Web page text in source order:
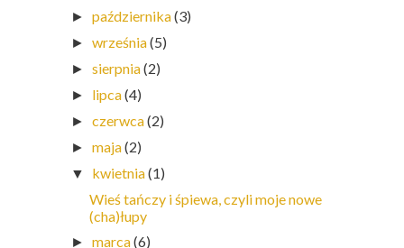
►października(3)
►września(5)
►sierpnia(2)
► lipca(4)
►czerwca(2)
►maja(2)
▼ kwietnia(1)
Wieś tańczy i śpiewa, czyli moje nowe
(cha)łupy
►marca(6)